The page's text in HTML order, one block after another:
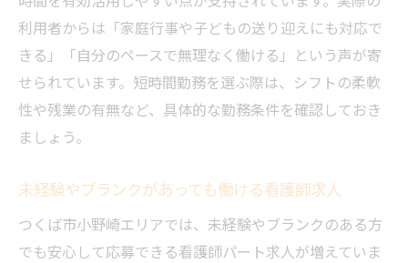
利用者からは「家庭行事や子どもの送り迎えにも対応で
きる」「自分のペースで無理なく働ける」という声が寄
せられています。短時間勤務を選ぶ際は、シフトの柔軟
性や残業の有無など、具体的な勤務条件を確認しておき
ましょう。
未経験やブランクがあっても働ける看護師求人
つくば市小野崎エリアでは、未経験やブランクのある方
でも安心して応募できる看護師パート求人が増えていま